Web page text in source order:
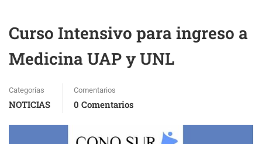
Curso Intensivo para ingreso a
Medicina UAP y UNL
Categorías
NOTICIAS
Comentarios
0 Comentarios